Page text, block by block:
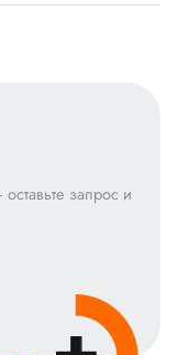
запрос и